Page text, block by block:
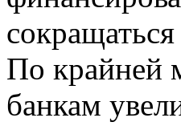
По крайней
банкам